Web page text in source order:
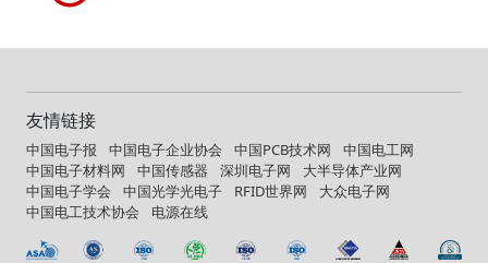
友情链接
中国电子报 中国电子企业协会 中国PCB技术网
中国电工网
中国电子材料网
中国传感器 深圳电子网
大半导体产业网
中国电子学会
中国光学光电子 RFID世界网
大众电子网
中国电工技术协会
电源在线